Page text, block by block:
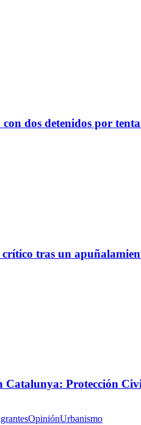
dos detenidos por
crítico tras un
Catalunya: Protección
OpiniónUrbanismo